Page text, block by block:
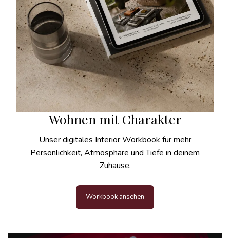
Wohnen mit Charakter
Unser digitales Interior Workbook für mehr
Persönlichkeit, Atmosphäre und Tiefe in deinem
Zuhause.
Workbook ansehen